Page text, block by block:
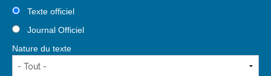
LE JOURNAL OFFICIEL
RECEVOIR LE JOURNAL OFFICIEL
NOUS CONTACTER
Texte officiel
Journal Officiel
Nature du texte